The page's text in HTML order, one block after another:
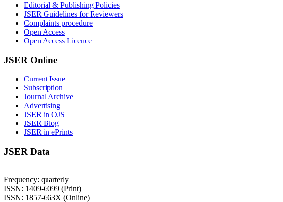
Editorial & Publishing Policies
JSER Guidelines for Reviewers
Complaints procedure
Open Access
Open Access Licence
JSER Online
Current Issue
Subscription
Journal Archive
Advertising
JSER in OJS
JSER Blog
JSER in ePrints
JSER Data
Frequency: quarterly
ISSN: 1409-6099 (Print)
ISSN: 1857-663X (Online)